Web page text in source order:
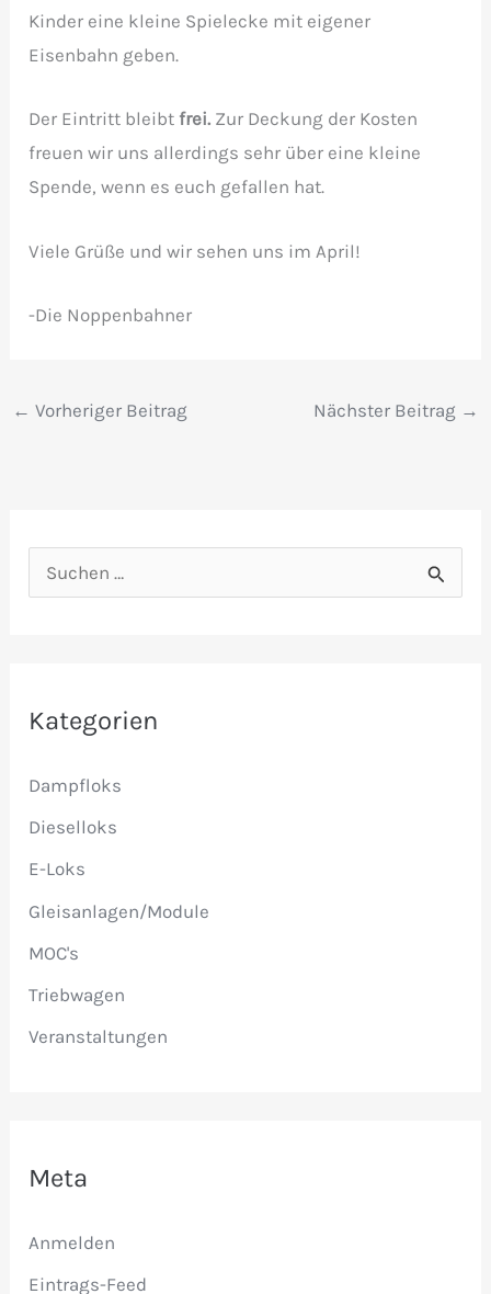
Kinder eine kleine Spielecke mit eigener
Eisenbahn geben.
Der Eintritt bleibt frei. Zur Deckung der Kosten
freuen wir uns allerdings sehr über eine kleine
Spende, wenn es euch gefallen hat.
Viele Grüße und wir sehen uns im April!
-Die Noppenbahner
← Vorheriger Beitrag Nächster Beitrag →
u
e
n
a
c
h
Kategorien
Dampfloks
Dieselloks
E-Loks
Gleisanlagen/Module
MOC's
Triebwagen
Veranstaltungen
Meta
Anmelden
Eintrags-Feed